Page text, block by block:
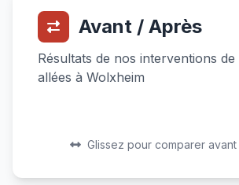
Avant / Après
Résultats de nos interventions
allées à Wolxheim
Avant Glissez pour comparer